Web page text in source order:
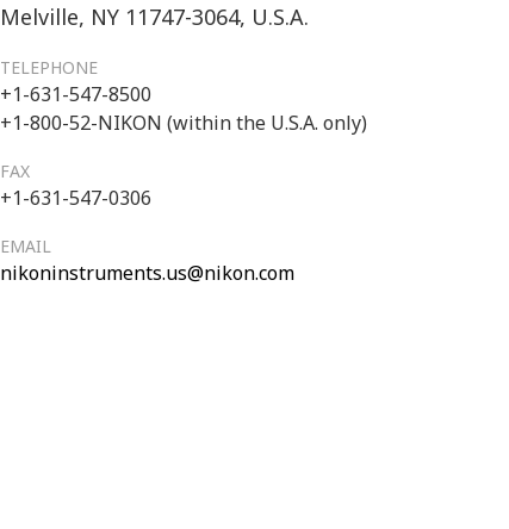
Melville, NY 11747-3064, U.S.A.
TELEPHONE
+1-631-547-8500
+1-800-52-NIKON (within the U.S.A. only)
FAX
+1-631-547-0306
EMAIL
nikoninstruments.us@nikon.com